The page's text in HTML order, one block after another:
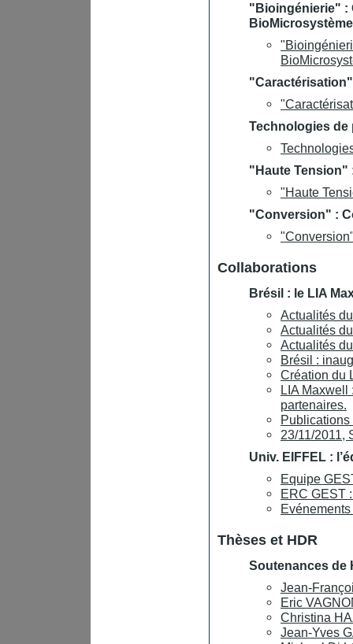
"Bioingénierie" :
Technologies
"Haute Tension"
"Haute
"Conversion" :
Collaborations
Brésil : le LIA
Actualités
Actualités
Actualités
Brésil :
Création du
LIA
partenaires.
23/11/2011,
Univ. EIFFEL :
Equipe
ERC GEST
Thèses et HDR
Soutenances de
Jean-
Eric
Christina
Jean-Yves